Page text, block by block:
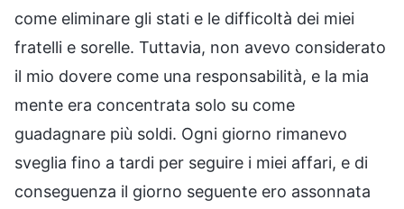
come eliminare gli stati e le difficoltà dei miei
fratelli e sorelle. Tuttavia, non avevo considerato
il mio dovere come una responsabilità, e la mia
mente era concentrata solo su come
guadagnare più soldi. Ogni giorno rimanevo
sveglia fino a tardi per seguire i miei affari, e di
conseguenza il giorno seguente ero assonnata